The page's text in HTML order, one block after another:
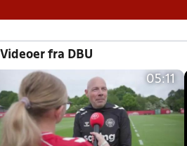
Videoer fra DBU
05:11